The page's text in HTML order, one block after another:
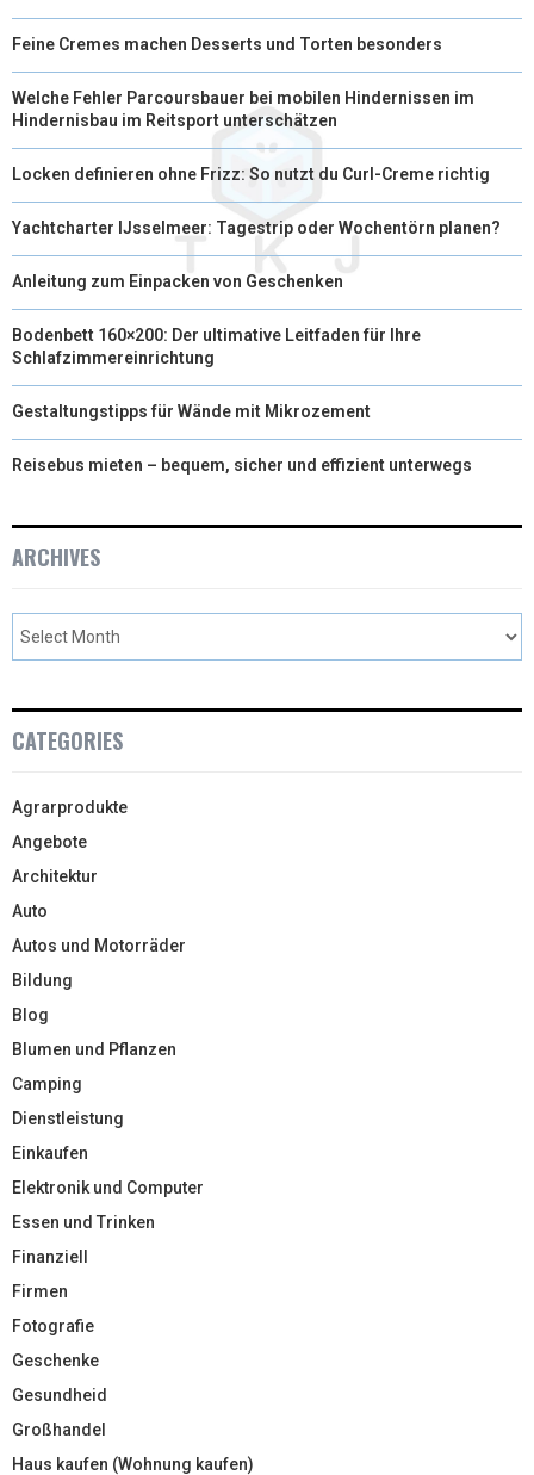
Feine Cremes machen Desserts und Torten besonders
Welche Fehler Parcoursbauer bei mobilen Hindernissen im
Hindernisbau im Reitsport unterschätzen
Locken definieren ohne Frizz: So nutzt du Curl-Creme richtig
Yachtcharter IJsselmeer: Tagestrip oder Wochentörn planen?
Anleitung zum Einpacken von Geschenken
Bodenbett 160×200: Der ultimative Leitfaden für Ihre
Schlafzimmereinrichtung
Gestaltungstipps für Wände mit Mikrozement
Reisebus mieten – bequem, sicher und effizient unterwegs
ARCHIVES
CATEGORIES
Agrarprodukte
Angebote
Architektur
Auto
Autos und Motorräder
Bildung
Blog
Blumen und Pflanzen
Camping
Dienstleistung
Einkaufen
Elektronik und Computer
Essen und Trinken
Finanziell
Firmen
Fotografie
Geschenke
Gesundheid
Großhandel
Haus kaufen (Wohnung kaufen)